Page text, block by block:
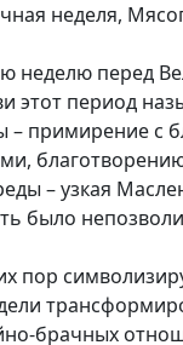
неделя,
неделю перед
этот период
примирение
– узкая
было
пор
брачных